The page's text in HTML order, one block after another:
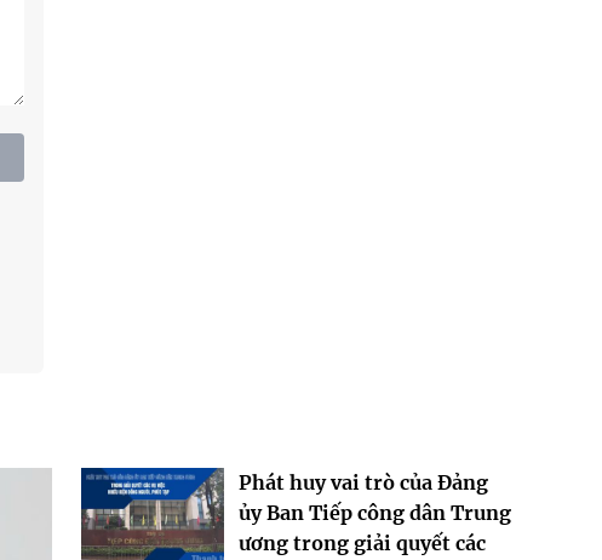
Phát huy vai trò của Đảng
ủy Ban Tiếp công dân Trung
ương trong giải quyết các